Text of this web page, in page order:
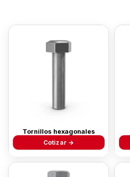
Tornillos hexagonales
Cotizar →